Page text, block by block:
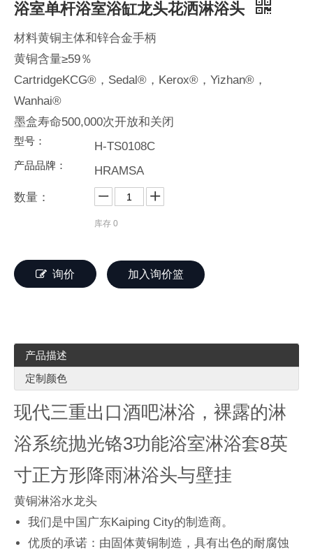
浴室单杆浴室浴缸龙头花洒淋浴头
材料黄铜主体和锌合金手柄
黄铜含量≥59％
CartridgeKCG®，Sedal®，Kerox®，Yizhan®，
Wanhai®
墨盒寿命500,000次开放和关闭
型号： H-TS0108C
产品品牌：
HRAMSA
数量：
库存 0
询价 加入询价篮
产品描述
定制颜色
现代三重出口酒吧淋浴，裸露的淋
浴系统抛光铬3功能浴室淋浴套8英
寸正方形降雨淋浴头与壁挂
黄铜淋浴水龙头
我们是中国广东Kaiping City的制造商。
优质的承诺：由固体黄铜制造，具有出色的耐腐蚀